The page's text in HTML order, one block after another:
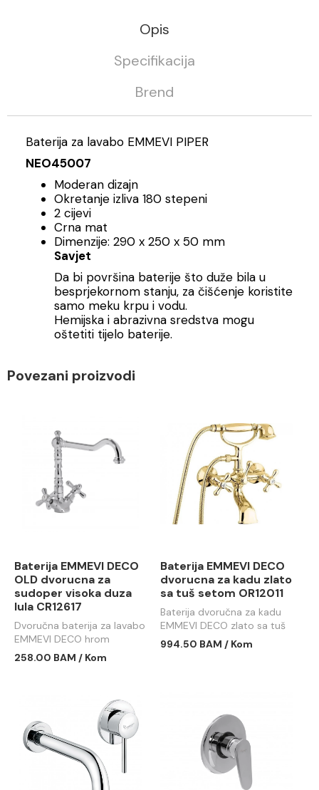
Opis
Specifikacija
Brend
Baterija za lavabo EMMEVI PIPER
NEO45007
Moderan dizajn
Okretanje izliva 180 stepeni
2 cijevi
Crna mat
Dimenzije: 290 x 250 x 50 mm
Savjet
Da bi površina baterije što duže bila u
besprjekornom stanju, za čišćenje koristite
samo meku krpu i vodu.
Hemijska i abrazivna sredstva mogu
oštetiti tijelo baterije.
Povezani proizvodi
Baterija EMMEVI DECO
OLD dvorucna za
sudoper visoka duza
lula CR12617
Dvoručna baterija za lavabo
EMMEVI DECO hrom
258.00 BAM / Kom
Baterija EMMEVI DECO
dvorucna za kadu zlato
sa tuš setom OR12011
Baterija dvoručna za kadu
EMMEVI DECO zlato sa tuš
setom
994.50 BAM / Kom